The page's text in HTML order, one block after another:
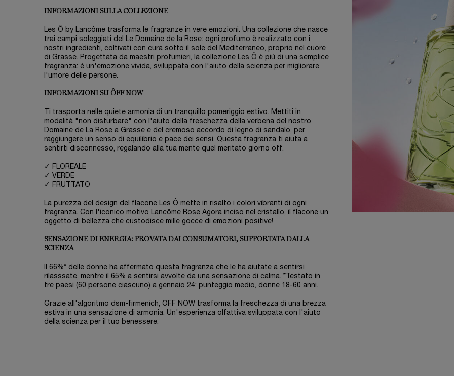
INFORMAZIONI SULLA COLLEZIONE
Les Ô by Lancôme trasforma le fragranze in vere emozioni. Una collezione che nasce
trai campi soleggiati del Le Domaine de la Rose: ogni profumo è realizzato con i
nostri ingredienti, coltivati con cura sotto il sole del Mediterraneo, proprio nel cuore
di Grasse. Progettata da maestri profumieri, la collezione Les Ô è più di una semplice
fragranza: è un'emozione vivida, sviluppata con l'aiuto della scienza per migliorare
l'umore delle persone.
INFORMAZIONI SU ÔFF NOW
Ti trasporta nelle quiete armonia di un tranquillo pomeriggio estivo. Mettiti in
modalità "non disturbare" con l'aiuto della freschezza della verbena del nostro
Domaine de La Rose a Grasse e del cremoso accordo di legno di sandalo, per
raggiungere un senso di equilibrio e pace dei sensi. Questa fragranza ti aiuta a
sentirti disconnesso, regalando alla tua mente quel meritato giorno off.
✓ FLOREALE
✓ VERDE
✓ FRUTTATO
La purezza del design del flacone Les Ô mette in risalto i colori vibranti di ogni
fragranza. Con l'iconico motivo Lancôme Rose Agora inciso nel cristallo, il flacone un
oggetto di bellezza che custodisce mille gocce di emozioni positive!
SENSAZIONE DI ENERGIA: PROVATA DAI CONSUMATORI, SUPPORTATA DALLA
SCIENZA
Il 66%* delle donne ha affermato questa fragranza che le ha aiutate a sentirsi
rilasssate, mentre il 65% a sentirsi avvolte da una sensazione di calma. *Testato in
tre paesi (60 persone ciascuno) a gennaio 24: punteggio medio, donne 18-60 anni.
Grazie all'algoritmo dsm-firmenich, OFF NOW trasforma la freschezza di una brezza
estiva in una sensazione di armonia. Un'esperienza olfattiva sviluppata con l'aiuto
della scienza per il tuo benessere.